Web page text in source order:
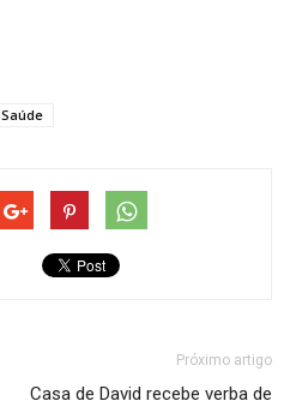
Saúde
Próximo artigo
Casa de David recebe verba de